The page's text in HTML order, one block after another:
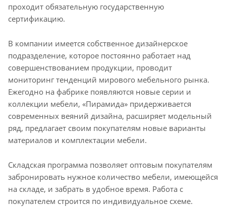
проходит обязательную государственную
сертификацию.
В компании имеется собственное дизайнерское
подразделение, которое постоянно работает над
совершенствованием продукции, проводит
мониторинг тенденций мирового мебельного рынка.
Ежегодно на фабрике появляются новые серии и
коллекции мебели, «Пирамида» придерживается
современных веяний дизайна, расширяет модельный
ряд, предлагает своим покупателям новые варианты
материалов и комплектации мебели.
Складская программа позволяет оптовым покупателям
забронировать нужное количество мебели, имеющейся
на складе, и забрать в удобное время. Работа с
покупателем строится по индивидуальное схеме.